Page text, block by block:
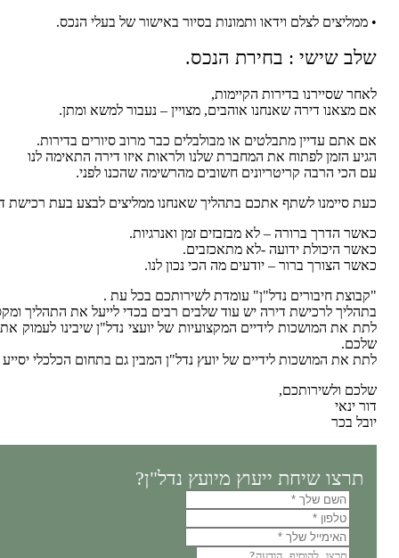
• ממליצים לצלם וידאו ותמונות בסיור באישור של בעלי הנכס.
שלב שישי : בחירת הנכס.
לאחר שסיירנו בדירות הקיימות,
אם מצאנו דירה שאנחנו אוהבים, מצויין – נעבור למשא ומתן.
אם אתם עדיין מתבלטים או מבולבלים כבר מרוב סיורים בדירות.
הגיע הזמן לפתוח את המחברת שלנו ולראות איזו דירה התאימה לנו
עם הכי הרבה קריטריונים חשובים מהרשימה שהכנו לפני.
כעת סיימנו לשתף אתכם בתהליך שאנחנו ממליצים לבצע בעת
כאשר הדרך ברורה – לא מבזבזים זמן ואנרגיות.
כאשר היכולת ידועה -לא מתאכזבים.
כאשר הצורך ברור – יודעים מה הכי נכון לנו.
"קבוצת חיבורים נדל"ן" עומדת לשירותכם בכל עת .
בתהליך לרכישת דירה יש עוד שלבים רבים בכדי לייעל את התהליך
לתת את המושכות לידיים המקצועיות של יועצי נדל"ן שיבינו
שלכם.
לתת את המושכות לידיים של יועץ נדל"ן המבין גם בתחום הכלכלי
שלכם ולשירותכם,
דור ינאי
יובל בכר
תרצו שיחת ייעוץ מיועץ נדל"ן?